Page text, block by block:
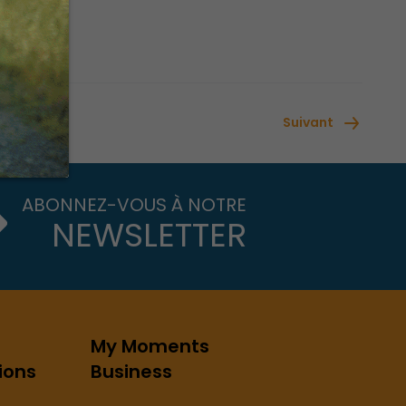
Suivant
ABONNEZ-VOUS À NOTRE
NEWSLETTER
My Moments
Business